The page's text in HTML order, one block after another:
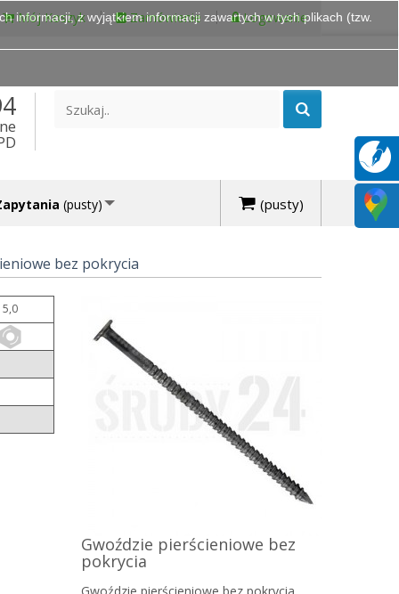
Mój Koszyk Zamówienie Logowanie
(pusty)
(pusty)
bez pokrycia
5,0
Gwoździe pierścieniowe bez
pokrycia
informacji, z wyjątkiem informacji zawartych w tych plikach (tzw.